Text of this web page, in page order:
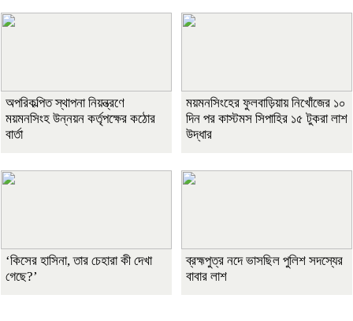
অপরিকল্পিত স্থাপনা নিয়ন্ত্রণে
ময়মনসিংহ উন্নয়ন কর্তৃপক্ষের কঠোর
বার্তা
ময়মনসিংহের ফুলবাড়িয়ায় নিখোঁজের ১০
দিন পর কাস্টমস সিপাহির ১৫ টুকরা লাশ
উদ্ধার
‘কিসের হাসিনা, তার চেহারা কী দেখা
গেছে?’
ব্রহ্মপুত্র নদে ভাসছিল পুলিশ সদস্যের
বাবার লাশ